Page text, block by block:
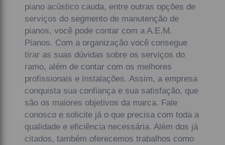
piano acústico cauda, entre outras opções de
serviços do segmento de manutenção de
pianos, você pode contar com a A.E.M.
Pianos. Com a organização você consegue
tirar as suas dúvidas sobre os serviços do
ramo, além de contar com os melhores
profissionais e instalações. Assim, a empresa
conquista sua confiança e sua satisfação, que
são os maiores objetivos da marca. Fale
conosco e solicite já o que precisa com toda a
qualidade e eficiência necessária. Além dos já
citados, também oferecemos trabalhos como